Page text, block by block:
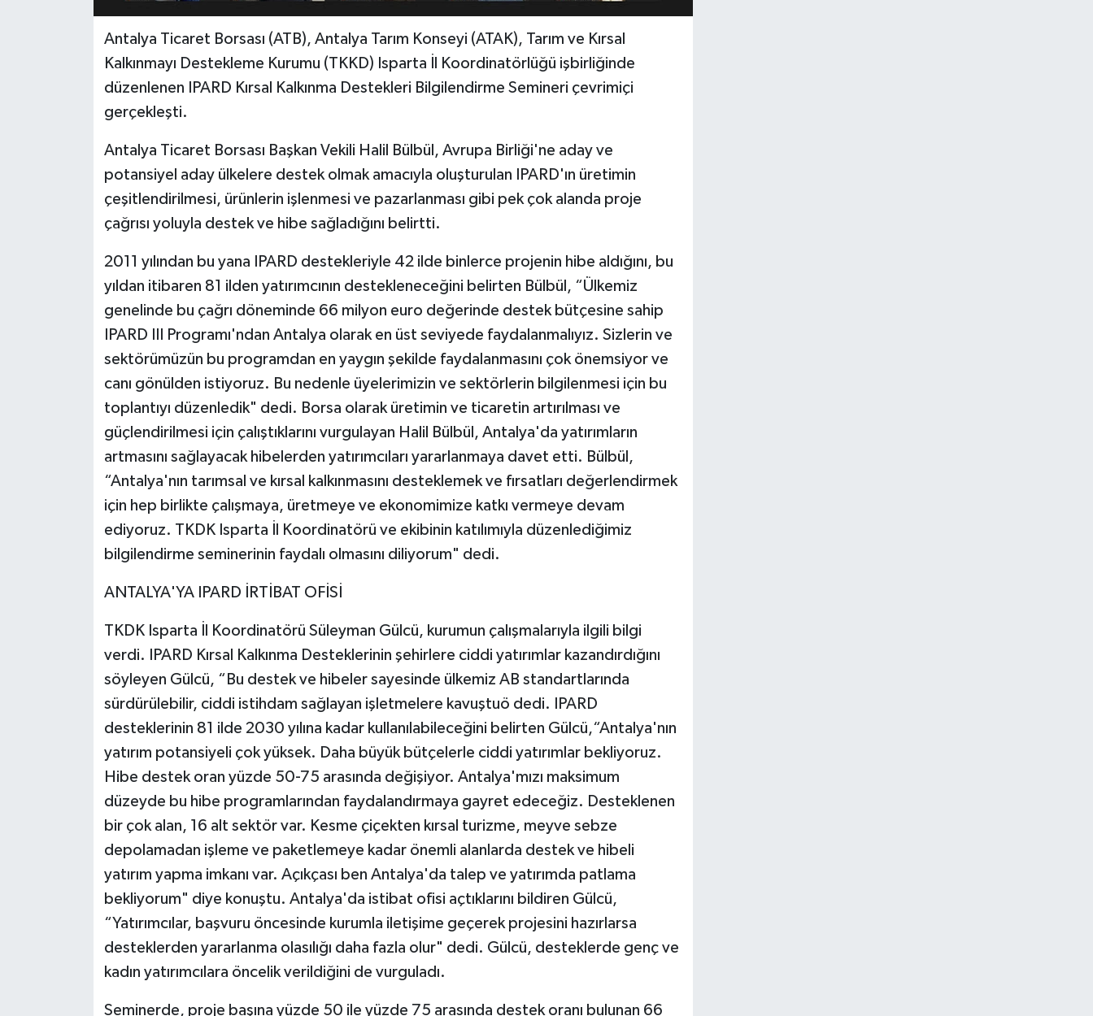
Antalya Ticaret Borsası (ATB), Antalya Tarım Konseyi (ATAK), Tarım ve Kırsal
Kalkınmayı Destekleme Kurumu (TKKD) Isparta İl Koordinatörlüğü işbirliğinde
düzenlenen IPARD Kırsal Kalkınma Destekleri Bilgilendirme Semineri çevrimiçi
gerçekleşti.
Antalya Ticaret Borsası Başkan Vekili Halil Bülbül, Avrupa Birliği'ne aday ve
potansiyel aday ülkelere destek olmak amacıyla oluşturulan IPARD'ın üretimin
çeşitlendirilmesi, ürünlerin işlenmesi ve pazarlanması gibi pek çok alanda proje
çağrısı yoluyla destek ve hibe sağladığını belirtti.
2011 yılından bu yana IPARD destekleriyle 42 ilde binlerce projenin hibe aldığını, bu
yıldan itibaren 81 ilden yatırımcının destekleneceğini belirten Bülbül, “Ülkemiz
genelinde bu çağrı döneminde 66 milyon euro değerinde destek bütçesine sahip
IPARD III Programı'ndan Antalya olarak en üst seviyede faydalanmalıyız. Sizlerin ve
sektörümüzün bu programdan en yaygın şekilde faydalanmasını çok önemsiyor ve
canı gönülden istiyoruz. Bu nedenle üyelerimizin ve sektörlerin bilgilenmesi için bu
toplantıyı düzenledik" dedi. Borsa olarak üretimin ve ticaretin artırılması ve
güçlendirilmesi için çalıştıklarını vurgulayan Halil Bülbül, Antalya'da yatırımların
artmasını sağlayacak hibelerden yatırımcıları yararlanmaya davet etti. Bülbül,
“Antalya'nın tarımsal ve kırsal kalkınmasını desteklemek ve fırsatları değerlendirmek
için hep birlikte çalışmaya, üretmeye ve ekonomimize katkı vermeye devam
ediyoruz. TKDK Isparta İl Koordinatörü ve ekibinin katılımıyla düzenlediğimiz
bilgilendirme seminerinin faydalı olmasını diliyorum" dedi.
ANTALYA'YA IPARD İRTİBAT OFİSİ
TKDK Isparta İl Koordinatörü Süleyman Gülcü, kurumun çalışmalarıyla ilgili bilgi
verdi. IPARD Kırsal Kalkınma Desteklerinin şehirlere ciddi yatırımlar kazandırdığını
söyleyen Gülcü, “Bu destek ve hibeler sayesinde ülkemiz AB standartlarında
sürdürülebilir, ciddi istihdam sağlayan işletmelere kavuştuö dedi. IPARD
desteklerinin 81 ilde 2030 yılına kadar kullanılabileceğini belirten Gülcü,“Antalya'nın
yatırım potansiyeli çok yüksek. Daha büyük bütçelerle ciddi yatırımlar bekliyoruz.
Hibe destek oran yüzde 50-75 arasında değişiyor. Antalya'mızı maksimum
düzeyde bu hibe programlarından faydalandırmaya gayret edeceğiz. Desteklenen
bir çok alan, 16 alt sektör var. Kesme çiçekten kırsal turizme, meyve sebze
depolamadan işleme ve paketlemeye kadar önemli alanlarda destek ve hibeli
yatırım yapma imkanı var. Açıkçası ben Antalya'da talep ve yatırımda patlama
bekliyorum" diye konuştu. Antalya'da istibat ofisi açtıklarını bildiren Gülcü,
“Yatırımcılar, başvuru öncesinde kurumla iletişime geçerek projesini hazırlarsa
desteklerden yararlanma olasılığı daha fazla olur" dedi. Gülcü, desteklerde genç ve
kadın yatırımcılara öncelik verildiğini de vurguladı.
Seminerde, proje başına yüzde 50 ile yüzde 75 arasında destek oranı bulunan 66